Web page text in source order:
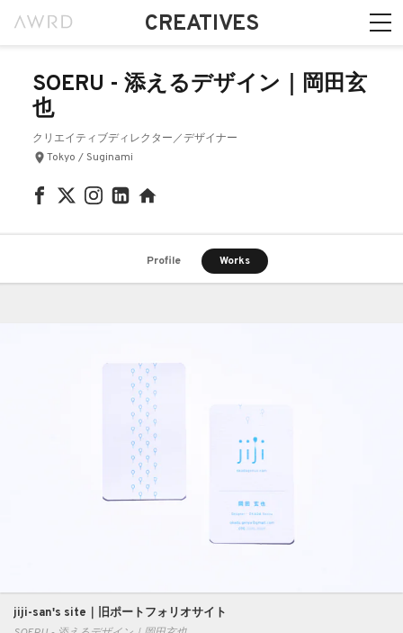
CREATIVES
SOERU - 添えるデザイン｜岡田玄
也
クリエイティブディレクター／デザイナー
Tokyo / Suginami
Profile Works
jiji-san's site｜旧ポートフォリオサイト